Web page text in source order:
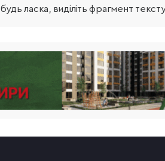
ласка, виділіть фрагмент